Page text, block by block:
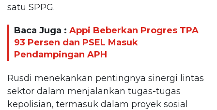
satu SPPG.
Baca Juga : Appi Beberkan Progres TPA
93 Persen dan PSEL Masuk
Pendampingan APH
Rusdi menekankan pentingnya sinergi lintas
sektor dalam menjalankan tugas-tugas
kepolisian, termasuk dalam proyek sosial